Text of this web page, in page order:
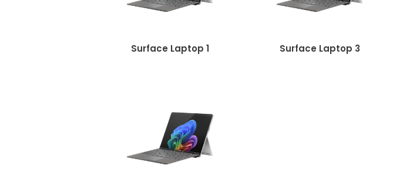
Surface Laptop 1 Surface Laptop 3